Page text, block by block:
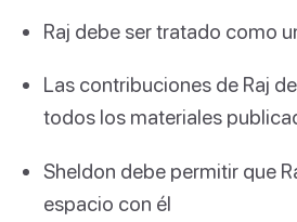
Raj debe ser tratado como
Las contribuciones de Raj
todos los materiales
Sheldon debe permitir que
espacio con él